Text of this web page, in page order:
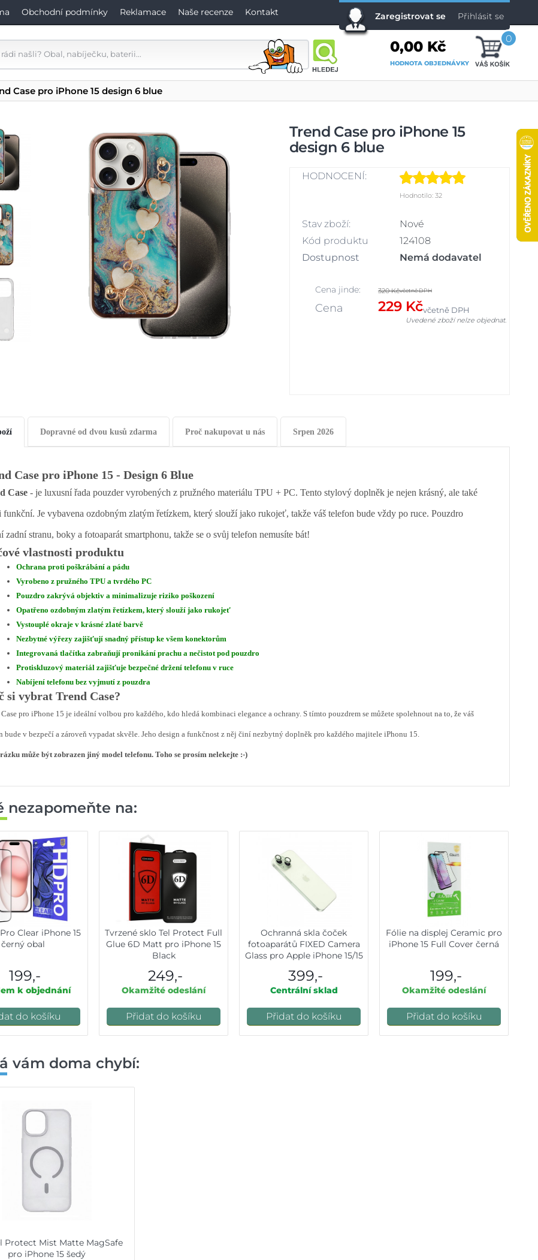
Obchodní podmínky Reklamace Naše recenze Kontakt Zaregistrovat se Přihlásit se
0,00 Kč
HODNOTA OBJEDNÁVKY
0
Case pro iPhone 15 design 6 blue
Trend Case pro iPhone 15
design 6 blue
HODNOCENÍ:
Hodnotilo: 32
Stav zboží:
Nové
Kód produktu
124108
Dostupnost
Nemá dodavatel
Cena jinde: 320 Kčvčetně DPH
Cena 229 Kčvčetně DPH
Uvedené zboží nelze objednat.
Dopravné od dvou kusů zdarma Proč nakupovat u nás Srpen 2026
Case pro iPhone 15 - Design 6 Blue
Case - je luxusní řada pouzder vyrobených z pružného materiálu TPU + PC. Tento stylový doplněk je nejen krásný, ale také
funkční. Je vybavena ozdobným zlatým řetízkem, který slouží jako rukojeť, takže váš telefon bude vždy po ruce. Pouzdro
zadní stranu, boky a fotoaparát smartphonu, takže se o svůj telefon nemusíte bát!
vlastnosti produktu
Ochrana proti poškrábání a pádu
Vyrobeno z pružného TPU a tvrdého PC
Pouzdro zakrývá objektiv a minimalizuje riziko poškození
Opatřeno ozdobným zlatým řetízkem, který slouží jako rukojeť
Vystouplé okraje v krásné zlaté barvě
Nezbytné výřezy zajišťují snadný přístup ke všem konektorům
Integrovaná tlačítka zabraňují pronikání prachu a nečistot pod pouzdro
Protiskluzový materiál zajišťuje bezpečné držení telefonu v ruce
Nabíjení telefonu bez vyjmutí z pouzdra
si vybrat Trend Case?
pro iPhone 15 je ideální volbou pro každého, kdo hledá kombinaci elegance a ochrany. S tímto pouzdrem se můžete spolehnout na to, že váš
bude v bezpečí a zároveň vypadat skvěle. Jeho design a funkčnost z něj činí nezbytný doplněk pro každého majitele iPhonu 15.
může být zobrazen jiný model telefonu. Toho se prosím nelekejte :-)
nezapomeňte na:
Clear iPhone 15
černý obal
199,-
k objednání
do košíku
Tvrzené sklo Tel Protect Full
Glue 6D Matt pro iPhone 15
Black
249,-
Okamžité odeslání
Přidat do košíku
Ochranná skla čoček
fotoaparátů FIXED Camera
Glass pro Apple iPhone 15/15
399,-
Centrální sklad
Přidat do košíku
Fólie na displej Ceramic pro
iPhone 15 Full Cover černá
199,-
Okamžité odeslání
Přidat do košíku
vám doma chybí:
Protect Mist Matte MagSafe
pro iPhone 15 šedý